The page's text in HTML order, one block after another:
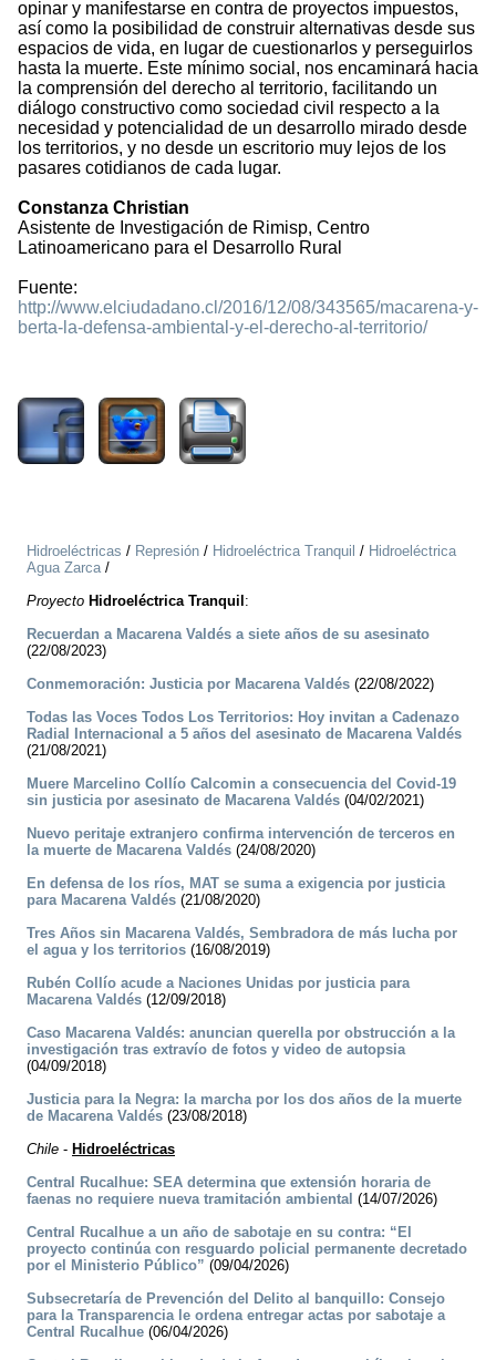
opinar y manifestarse en contra de proyectos impuestos,
así como la posibilidad de construir alternativas desde sus
espacios de vida, en lugar de cuestionarlos y perseguirlos
hasta la muerte. Este mínimo social, nos encaminará hacia
la comprensión del derecho al territorio, facilitando un
diálogo constructivo como sociedad civil respecto a la
necesidad y potencialidad de un desarrollo mirado desde
los territorios, y no desde un escritorio muy lejos de los
pasares cotidianos de cada lugar.
Constanza Christian
Asistente de Investigación de Rimisp, Centro
Latinoamericano para el Desarrollo Rural
Fuente:
http://www.elciudadano.cl/2016/12/08/343565/macarena-y-
berta-la-defensa-ambiental-y-el-derecho-al-territorio/
Hidroeléctricas / Represión / Hidroeléctrica Tranquil / Hidroeléctrica
Agua Zarca/
Proyecto Hidroeléctrica Tranquil :
Recuerdan a Macarena Valdés a siete años de su asesinato
(22/08/2023)
Conmemoración: Justicia por Macarena Valdés (22/08/2022)
Todas las Voces Todos Los Territorios: Hoy invitan a Cadenazo
Radial Internacional a 5 años del asesinato de Macarena Valdés
(21/08/2021)
Muere Marcelino Collío Calcomin a consecuencia del Covid-19
sin justicia por asesinato de Macarena Valdés (04/02/2021)
Nuevo peritaje extranjero confirma intervención de terceros en
la muerte de Macarena Valdés (24/08/2020)
En defensa de los ríos, MAT se suma a exigencia por justicia
para Macarena Valdés (21/08/2020)
Tres Años sin Macarena Valdés, Sembradora de más lucha por
el agua y los territorios (16/08/2019)
Rubén Collío acude a Naciones Unidas por justicia para
Macarena Valdés (12/09/2018)
Caso Macarena Valdés: anuncian querella por obstrucción a la
investigación tras extravío de fotos y video de autopsia
(04/09/2018)
Justicia para la Negra: la marcha por los dos años de la muerte
de Macarena Valdés (23/08/2018)
Chile - Hidroeléctricas
Central Rucalhue: SEA determina que extensión horaria de
faenas no requiere nueva tramitación ambiental (14/07/2026)
Central Rucalhue a un año de sabotaje en su contra: “El
proyecto continúa con resguardo policial permanente decretado
por el Ministerio Público” (09/04/2026)
Subsecretaría de Prevención del Delito al banquillo: Consejo
para la Transparencia le ordena entregar actas por sabotaje a
Central Rucalhue (06/04/2026)